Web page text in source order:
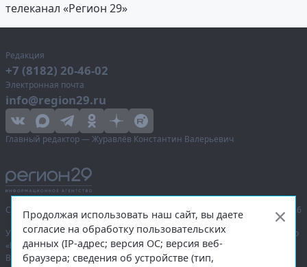
телеканал «Регион 29»
Редакция
+7 (8182) 20-46-02
Электронная почта
info@region29.ru
Главный редактор — Журавлёв Константин Валерьевич
Сетевое издание «Информационное агентство Регион 29»,
© 2016–2026
Учредитель — общество с ограниченной ответственностью «Агентство
«Правда Севера».
Выписка из реестра зарегистрированных средств массовой
Продолжая использовать наш сайт, вы даете
согласие на обработку пользовательских
данных (IP-адрес; версия ОС; версия веб-
браузера; сведения об устройстве (тип,